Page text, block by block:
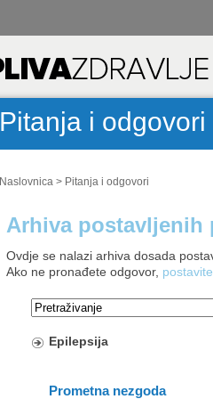
Pitanja i odgovori
Naslovnica > Pitanja i odgovori
Arhiva postavljenih
Ovdje se nalazi arhiva dosada
Ako ne pronađete odgovor,
Epilepsija
Prometna nezgoda